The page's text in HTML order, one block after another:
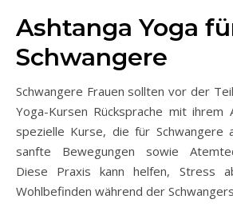
Ashtanga Yoga
Schwangere
Schwangere Frauen sollten vor der
Yoga-Kursen Rücksprache mit
spezielle Kurse, die für Schwangere
sanfte Bewegungen sowie
Diese Praxis kann helfen, Stress
Wohlbefinden während der